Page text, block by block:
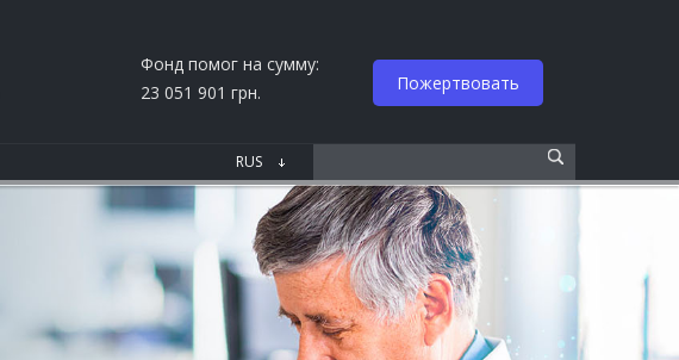
Фонд помог на сумму:
23 051 901 грн.
Пожертвовать